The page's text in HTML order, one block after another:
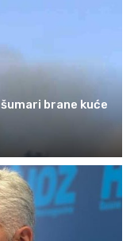
šumari brane kuće